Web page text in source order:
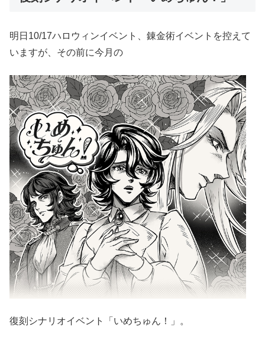
明日10/17ハロウィンイベント、錬金術イベントを控えて
いますが、その前に今月の
復刻シナリオイベント「いめちゅん！」。